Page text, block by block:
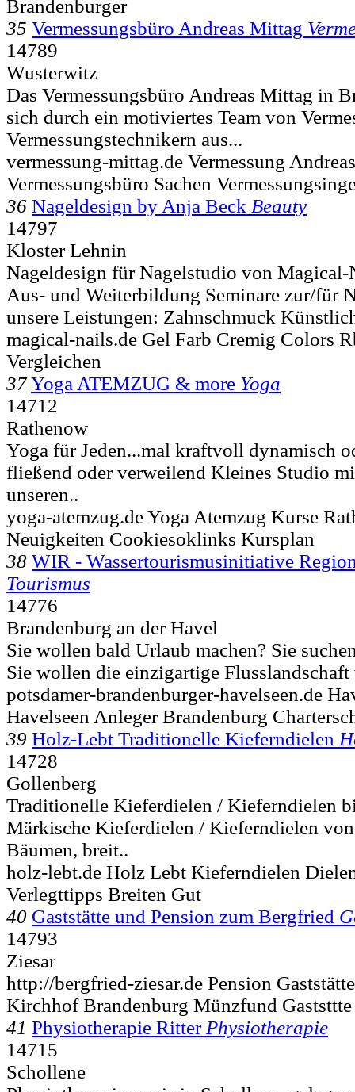
Brandenburger
35 Vermessungsbüro Andreas Mittag
14789
Wusterwitz
Das Vermessungsbüro Andreas Mittag in
sich durch ein motiviertes Team von
Vermessungstechnikern aus...
vermessung-mittag.de Vermessung
Vermessungsbüro Sachen
36 Nageldesign by Anja Beck Beauty
14797
Kloster Lehnin
Nageldesign für Nagelstudio von
Aus- und Weiterbildung Seminare zur/für
unsere Leistungen: Zahnschmuck
magical-nails.de Gel Farb Cremig Colors
Vergleichen
37Yoga ATEMZUG & more Yoga
14712
Rathenow
Yoga für Jeden...mal kraftvoll dynamisch
fließend oder verweilend Kleines Studio
unseren..
yoga-atemzug.de Yoga Atemzug Kurse
Neuigkeiten Cookiesoklinks Kursplan
38 WIR - Wassertourismusinitiative
Tourismus
14776
Brandenburg an der Havel
Sie wollen bald Urlaub machen? Sie
Sie wollen die einzigartige
potsdamer-brandenburger-havelseen.de
Havelseen Anleger Brandenburg
39 Holz-Lebt Traditionelle Kieferndielen
14728
Gollenberg
Traditionelle Kieferdielen / Kieferndielen
Märkische Kieferdielen / Kieferndielen
Bäumen, breit..
holz-lebt.de Holz Lebt Kieferndielen
Verlegttipps Breiten Gut
40 Gaststätte und Pension zum Bergfried
14793
Ziesar
http://bergfried-ziesar.de Pension
Kirchhof Brandenburg Münzfund Gaststtte
41 Physiotherapie Ritter Physiotherapie
14715
Schollene